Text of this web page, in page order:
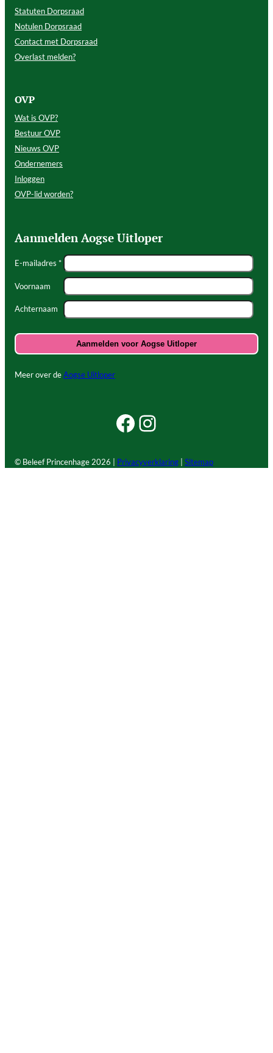
Statuten Dorpsraad
Notulen Dorpsraad
Contact met Dorpsraad
Overlast melden?
OVP
Wat is OVP?
Bestuur OVP
Nieuws OVP
Ondernemers
Inloggen
OVP-lid worden?
Aanmelden Aogse Uitloper
E-mailadres *
Voornaam
Achternaam
Meer over deAogse Uitloper
Facebook Beleef Princenhage
Instagram Beleef Princenhage
© Beleef Princenhage2026 | Privacyverklaring Sitemap